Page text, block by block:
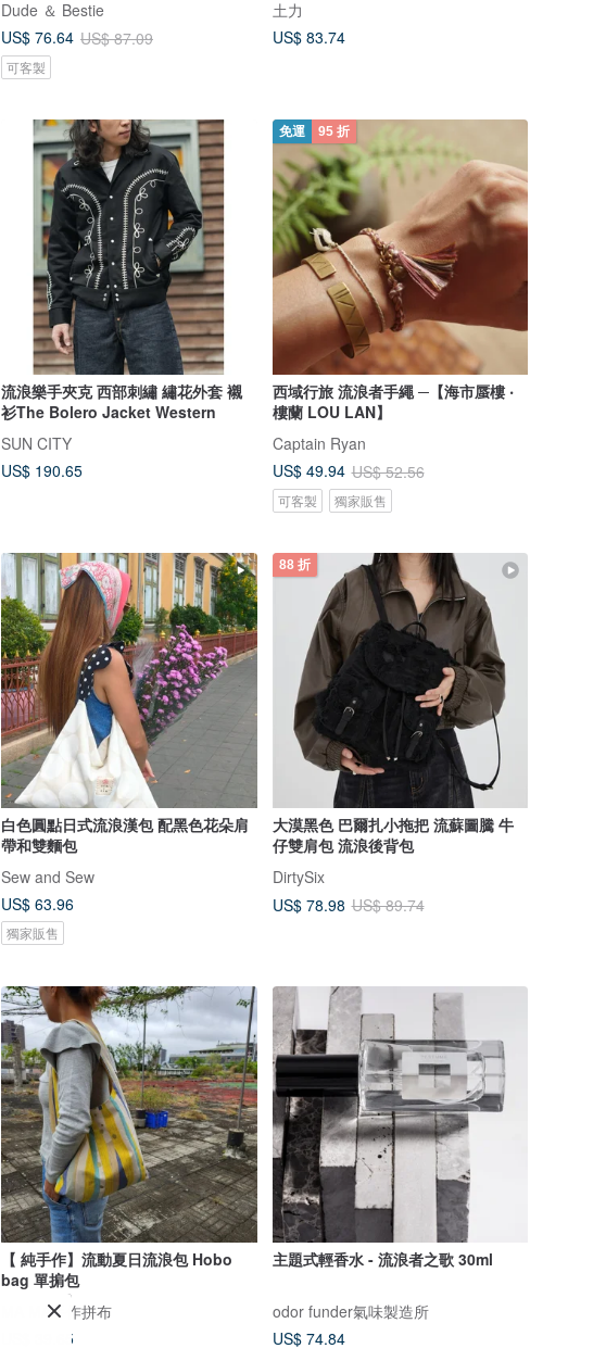
Dude ＆ Bestie
US$ 76.64 US$ 87.09
可客製
土力
US$ 83.74
流浪樂手夾克 西部刺繡 繡花外套 襯
衫The Bolero Jacket Western
SUN CITY
US$ 190.65
免運 95 折
西域行旅 流浪者手繩 ─【海市蜃樓 ‧
樓蘭 LOU LAN】
Captain Ryan
US$ 49.94 US$ 52.56
可客製 獨家販售
白色圓點日式流浪漢包 配黑色花朵肩
帶和雙麵包
Sew and Sew
US$ 63.96
獨家販售
88 折
大漠黑色 巴爾扎小拖把 流蘇圖騰 牛
仔雙肩包 流浪後背包
DirtySix
US$ 78.98 US$ 89.74
【 純手作】流動夏日流浪包 Hobo
bag 單掮包
MA MA手作拼布
US$ 39.65
主題式輕香水 - 流浪者之歌 30ml
odor funder氣味製造所
US$ 74.84